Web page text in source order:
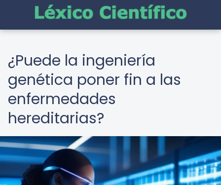
¿Puede la ingeniería
genética poner fin a las
enfermedades
hereditarias?